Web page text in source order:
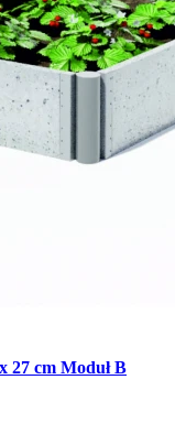
27 cm Moduł B